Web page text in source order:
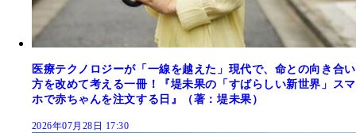
医療テクノロジーが「一線を越えた」現代で、命との向き合い
方を改めて考える一冊！『堤未果の「すばらしい新世界」スマ
ホで赤ちゃんを注文する日』（著：堤未果）
2026年07月28日 17:30